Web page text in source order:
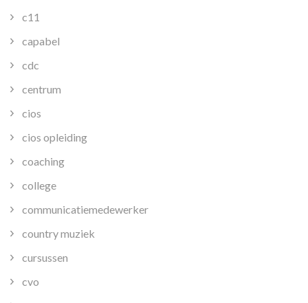
c11
capabel
cdc
centrum
cios
cios opleiding
coaching
college
communicatiemedewerker
country muziek
cursussen
cvo